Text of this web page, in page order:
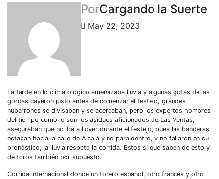
PorCargando la Suerte
May 22, 2023
La tarde en lo climatológico amenazaba lluvia y algunas gotas de las
gordas cayeron justo antes de comenzar el festejo, grandes
nubarrones se divisaban y se acercaban, pero los expertos hombres
del tiempo como lo son los asiduos aficionados de Las Ventas,
aseguraban que no iba a llover durante el festejo, pues las banderas
estaban hacia la calle de Alcalá y no para dentro, y no fallaron en su
pronóstico, la lluvia respetó la corrida. Estos sí que saben de esto y
de toros también por supuesto.
Corrida internacional donde un torero español, otro francés y otro